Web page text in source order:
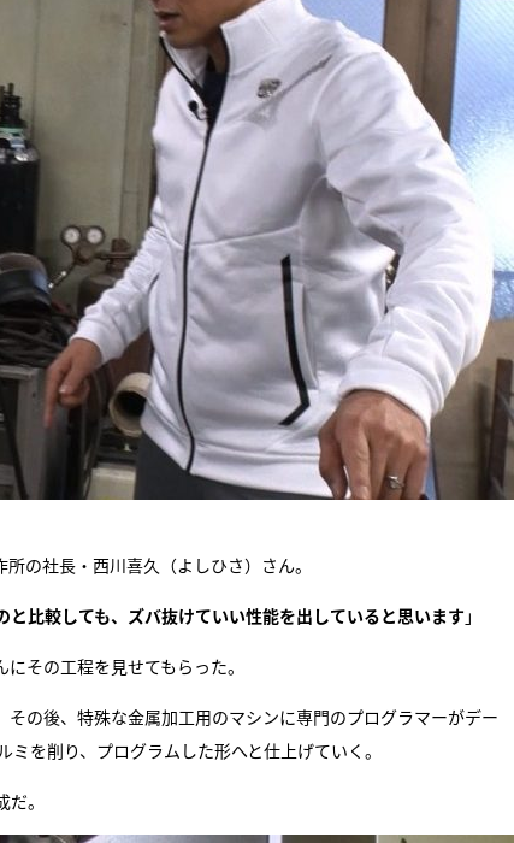
の社長・西川喜久（よしひさ）さん。
比較しても、ズバ抜けていい性能を出していると思います」
その工程を見せてもらった。
の後、特殊な金属加工用のマシンに専門のプログラマーがデー
を削り、プログラムした形へと仕上げていく。
。